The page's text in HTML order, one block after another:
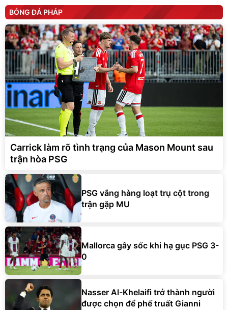
BÓNG ĐÁ PHÁP
Carrick làm rõ tình trạng của Mason Mount sau
trận hòa PSG
PSG vắng hàng loạt trụ cột trong
trận gặp MU
Mallorca gây sốc khi hạ gục PSG 3-
0
Nasser Al-Khelaifi trở thành người
được chọn để phế truất Gianni